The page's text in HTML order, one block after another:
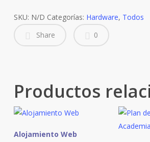
SKU: N/D Categorías: Hardware, Todos
Share
0
Productos
Alojamiento Web